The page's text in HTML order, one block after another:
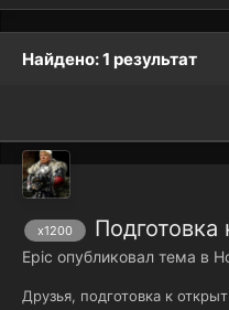
Найдено: 1 результат
х1200
Epic опубликовал тема в
Друзья, подготовка к